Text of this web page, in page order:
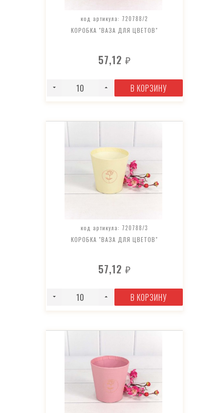
код артикула: 720788/2
КОРОБКА "ВАЗА ДЛЯ ЦВЕТОВ"
57,12 ₽
В КОРЗИНУ
код артикула: 720788/3
КОРОБКА "ВАЗА ДЛЯ ЦВЕТОВ"
57,12 ₽
В КОРЗИНУ